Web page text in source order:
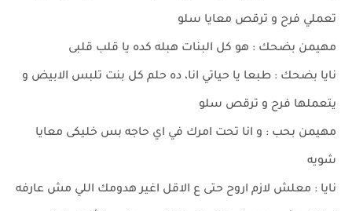
تعملي فرح و ترقص معايا سلو
مهيمن بضحك : هو كل البنات هبله كده يا قلب قلبى
نايا بضحك : طبعا يا حياتي انا، ده حلم كل بنت تلبس الابيض و
يتعملها فرح و ترقص سلو
مهيمن بحب : و انا تحت امرك في اي حاجه بس خليكى معايا
شويه
نايا : معلش لازم اروح حتى ع الاقل اغير هدومك اللي مش عارفه